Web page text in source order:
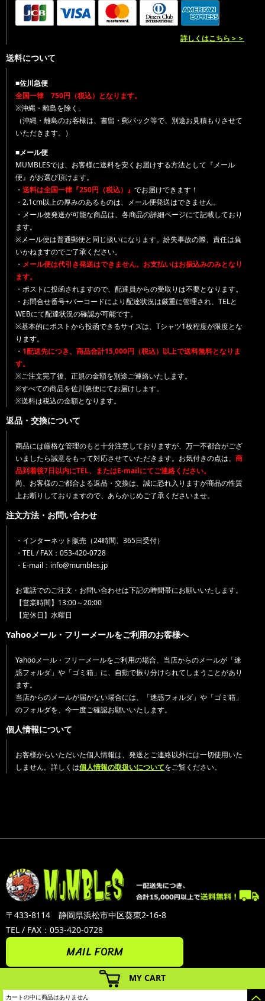
MY CART
カートの中に商品はありません
詳しくはこちら＞＞
送料について
■佐川急便
全国一律 750円（税込）となります。
※沖縄・離島を除く。
（沖縄・離島のお客様は、書留・郵パック等で、別途お見積もりさせて
いただきます。）
■メール便
MUMBLESでは、お客様に送料を安くお届けする方法として『メール
便』がお選び頂けます。
・ 送料は全国一律『250円（税込）』 でお届けできます！
・2.1cm以上の厚みのあるものは、メール便発送はできません。
・メール便発送が可能な商品は、各商品の詳細ページにて記載しており
ます。
※メール便は普通郵便と同じ扱いになります。紛失事故の際、責任は負
いかねますのでご了承ください。
・ メール便は代引き発送はできません。お支払いはお振込みのみとなり
ます。
・ポストに投函されますので、配達員からの受取りは不要となります。
・お問合せ番号+バーコードにより配達状況は厳重に管理され、TELと
WEBにて配達状況の確認が可能です。
※基本的にポストから投函できるサイズは、Tシャツ1枚程度が限度とな
ります。
・ 1配送先につき、商品合計15,000円（税込）以上で送料無料となりま
す。
※ご注文完了後、正規の金額を別途ご連絡いたします。
※すべての商品を佐川急便にてお届けします。
※送料は税込の金額となります。
返品・交換について
商品には厳格な管理のもと十分注意しておりますが、万一不都合がござ
いましたら誠意をもって対応させていただきます。お気付きの点は、 商
品到着後7日以内にTEL、またはE-mailにてご連絡ください。
尚、お客様のご都合よる返品・交換は、誠に恐れ入りますが商品の性質
上お断りしておりますので、あらかじめご了承くださいませ。
注文方法・お問い合わせ
・インターネット販売（24時間、365日受付）
・TEL / FAX：053-420-0728
・E-mail：info@mumbles.jp
お電話でのご注文・お問い合わせは下記の時間帯にお願いいたします。
【営業時間】13:00～20:00
【定休日】水曜日
Yahooメール・フリーメールをご利用のお客様へ
Yahooメール・フリーメールをご利用の場合、当店からのメールが「迷
惑フォルダ」や「ゴミ箱」に、自動で振り分けられてしまうことがあり
ます。
当店からのメールが届かない場合には、「迷惑フォルダ」や「ゴミ箱」
のフォルダを、今一度ご確認お願いいたします。
個人情報について
お客様からいただいた個人情報は、発送とご連絡以外には一切使用いた
しません。詳しくは個人情報の取扱いについてをご覧ください。
〒433-8114 静岡県浜松市中区葵東2-16-8
TEL / FAX：053-420-0728
MAIL FORM